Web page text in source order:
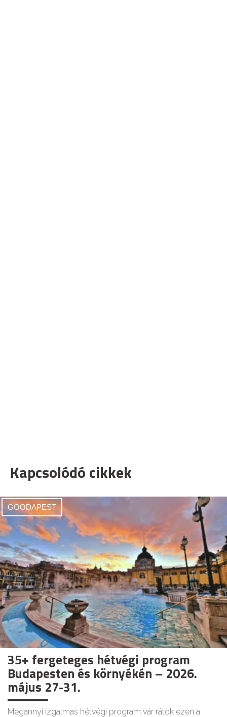
Kapcsolódó cikkek
GOODAPEST
35+ fergeteges hétvégi program
Budapesten és környékén – 2026.
május 27-31.
Megannyi izgalmas hétvégi program vár rátok ezen a